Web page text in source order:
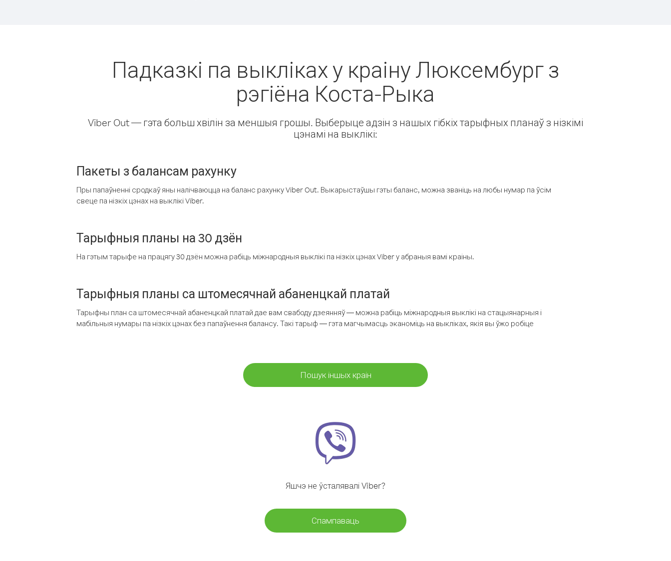
Падказкі па выкліках у краіну Люксембург з
рэгіёна Коста-Рыка
Viber Out — гэта больш хвілін за меншыя грошы. Выберыце адзін з нашых гібкіх тарыфных планаў з нізкімі
цэнамі на выклікі:
Пакеты з балансам рахунку
Пры папаўненні сродкаў яны налічваюцца на баланс рахунку Viber Out. Выкарыстаўшы гэты баланс, можна званіць на любы нумар па ўсім
свеце па нізкіх цэнах на выклікі Viber.
Тарыфныя планы на 30 дзён
На гэтым тарыфе на працягу 30 дзён можна рабіць міжнародныя выклікі па нізкіх цэнах Viber у абраныя вамі краіны.
Тарыфныя планы са штомесячнай абаненцкай платай
Тарыфны план са штомесячнай абаненцкай платай дае вам свабоду дзеянняў — можна рабіць міжнародныя выклікі на стацыянарныя і
мабільныя нумары па нізкіх цэнах без папаўнення балансу. Такі тарыф — гэта магчымасць эканоміць на выкліках, якія вы ўжо робіце
Пошук іншых краін
Яшчэ не ўсталявалі Viber?
Спампаваць